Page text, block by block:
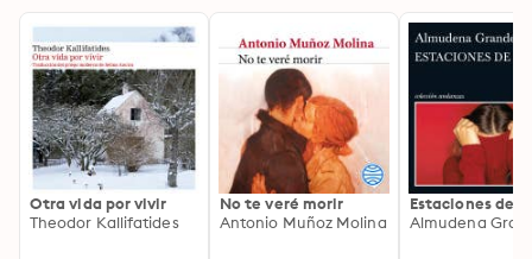
sentimiento amoroso y a su vez un viaje a las
profundidades del alma de una mujer atrapada en una
utopía íntima, imaginativa y mortal. Sin embargo,
poco a poco iremos descubriendo que la soledad
impone su ley y su desgarro.
Otra vida por vivir
Theodor Kallifatides
No te veré morir
Antonio Muñoz Molina
Estaciones de
Almudena